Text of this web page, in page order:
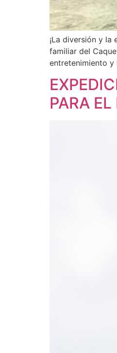
¡La diversión y
familiar del
entretenimiento
PARA